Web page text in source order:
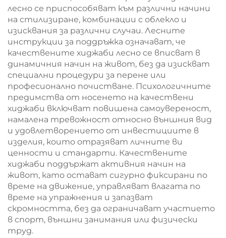
лесно се приспособяват към различни начини
на стилизиране, комбинации с облекло и
изисквания за различни случаи. Лесните
инструкции за поддръжка означават, че
качествените хиджаби лесно се вписват в
динамичния начин на живот, без да изискват
специални процедури за перене или
професионално почистване. Психологичните
предимства от носенето на качествени
хиджаби включват повишена самоувереност,
намалена тревожност относно външния вид
и удовлетворението от инвестициите в
изделия, които отразяват личните ви
ценности и стандарти. Качествените
хиджаби поддържат активния начин на
живот, като остават сигурно фиксирани по
време на движение, управляват влагата по
време на упражнения и запазват
скромността, без да ограничават участието
в спорт, външни занимания или физически
труд.